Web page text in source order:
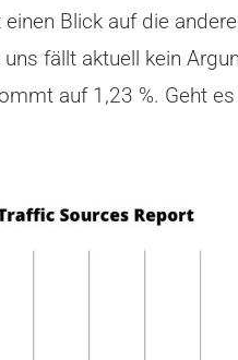
Blick auf die
fällt aktuell kein
auf 1,23 %. Geht